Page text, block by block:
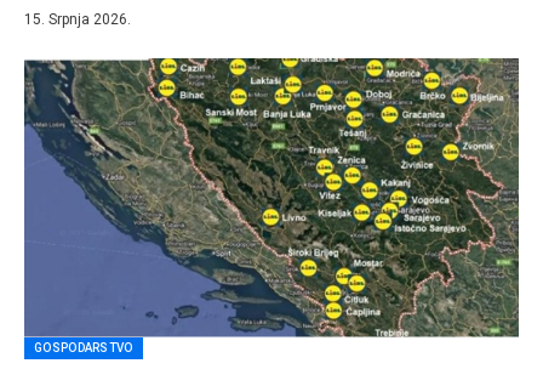
15. Srpnja 2026.
GOSPODARSTVO